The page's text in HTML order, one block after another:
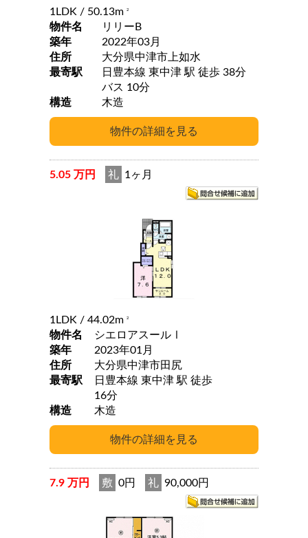
1LDK / 50.13m 2
物件名
リリーB
築年
2022年03月
住所
大分県中津市上如水
最寄駅
日豊本線 東中津 駅 徒歩 38分
バス 10分
構造
木造
5.05 万円 礼 1ヶ月
1LDK / 44.02m 2
物件名
シエロアスールⅠ
築年
2023年01月
住所
大分県中津市田尻
最寄駅
日豊本線 東中津 駅 徒歩
16分
構造
木造
7.9 万円 敷 0円 礼 90,000円